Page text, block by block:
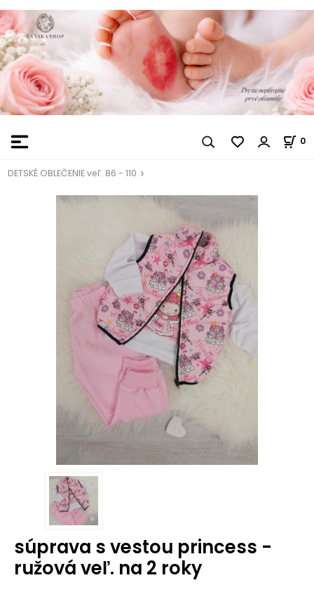
0
DETSKÉ OBLEČENIE veľ. 86 - 110
súprava s vestou princess -
ružová veľ. na 2 roky